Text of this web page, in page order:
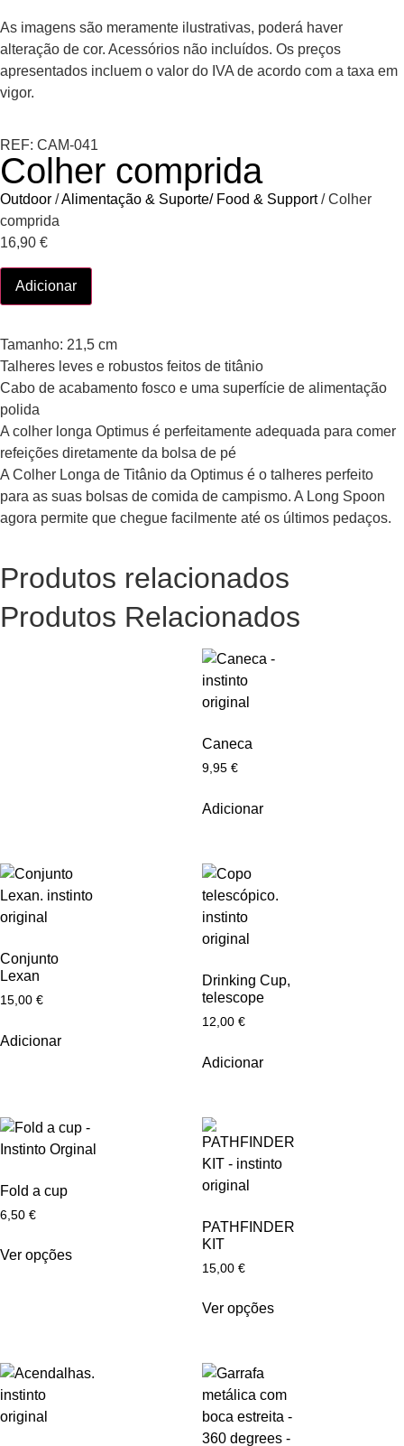
As imagens são meramente ilustrativas, poderá haver
alteração de cor. Acessórios não incluídos. Os preços
apresentados incluem o valor do IVA de acordo com a taxa em
vigor.
REF: CAM-041
Colher comprida
Outdoor /Alimentação & Suporte/ Food & Support/ Colher
comprida
16,90 €
Adicionar
Tamanho: 21,5 cm
Talheres leves e robustos feitos de titânio
Cabo de acabamento fosco e uma superfície de alimentação
polida
A colher longa Optimus é perfeitamente adequada para comer
refeições diretamente da bolsa de pé
A Colher Longa de Titânio da Optimus é o talheres perfeito
para as suas bolsas de comida de campismo. A Long Spoon
agora permite que chegue facilmente até os últimos pedaços.
Produtos relacionados
Produtos Relacionados
Caneca
9,95 €
Adicionar
Conjunto
Lexan
15,00 €
Adicionar
Drinking Cup,
telescope
12,00 €
Adicionar
Fold a cup
6,50 €
Ver opções
PATHFINDER
KIT
15,00 €
Ver opções